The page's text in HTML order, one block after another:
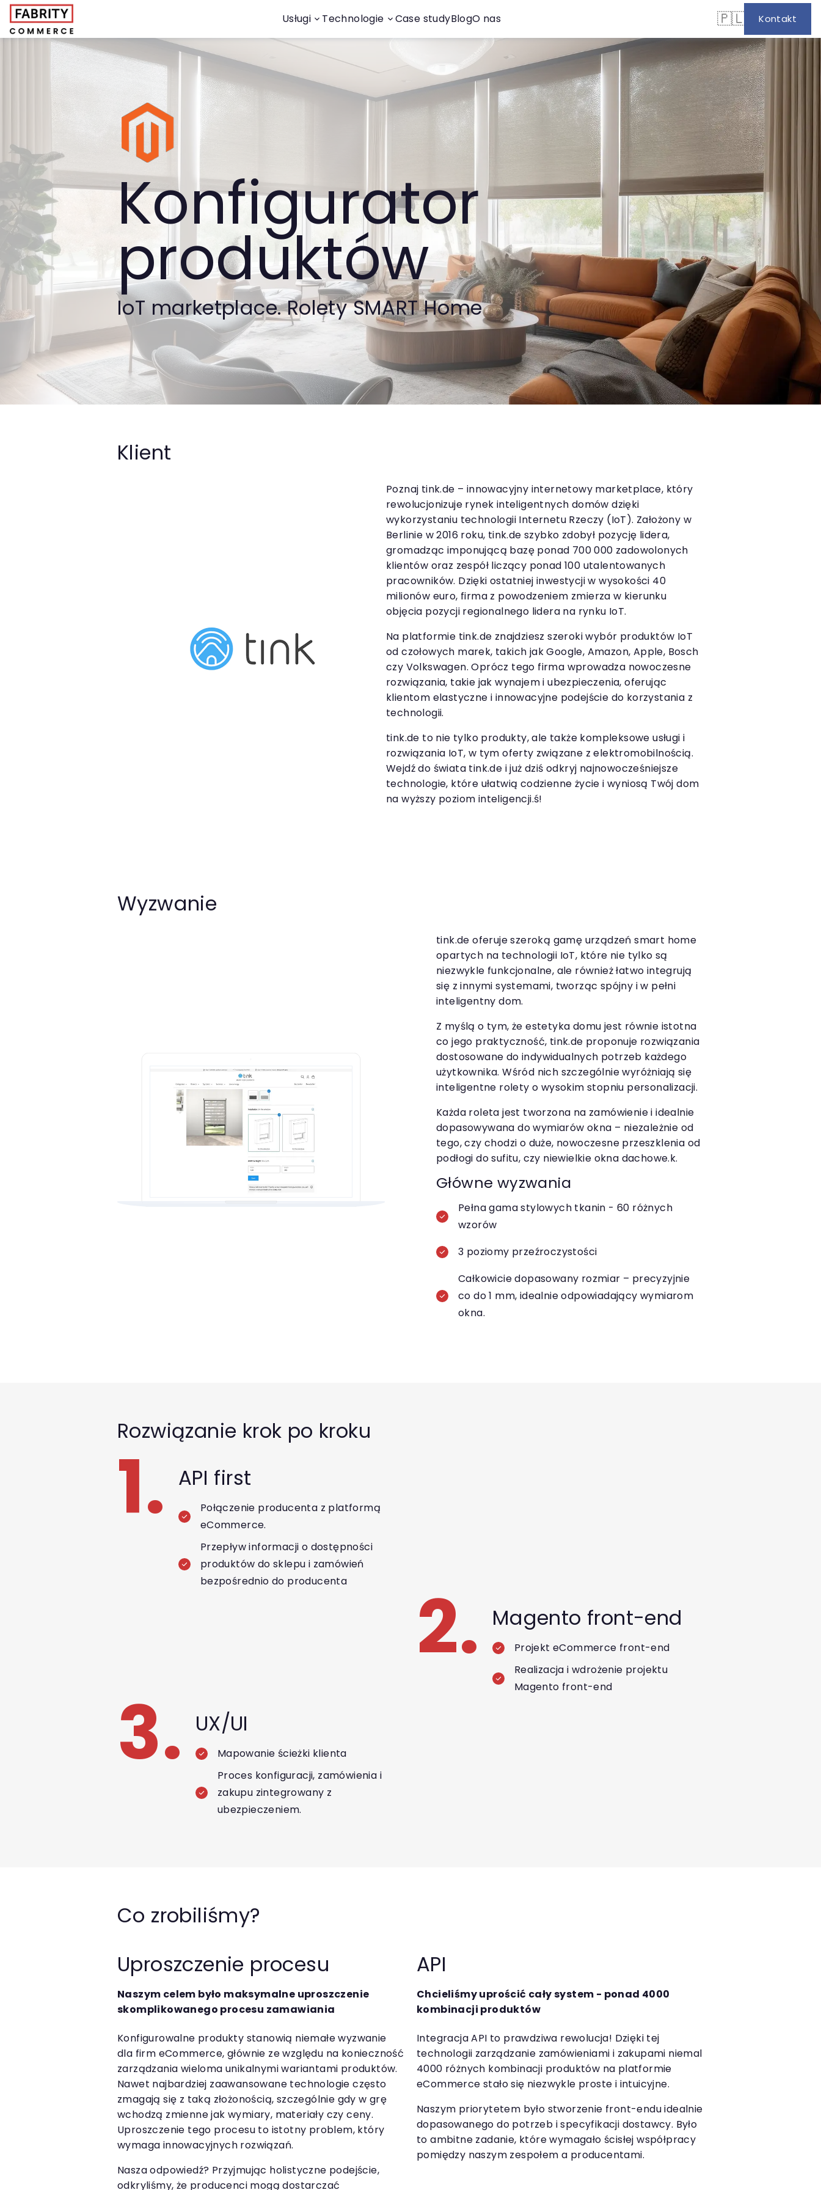
Usługi Technologie Case studyBlogO nas 🇵🇱 Kontakt
Konfigurator
produktów
IoT marketplace. Rolety SMART Home
Klient
Poznaj tink.de – innowacyjny internetowy marketplace, który
rewolucjonizuje rynek inteligentnych domów dzięki
wykorzystaniu technologii Internetu Rzeczy (IoT). Założony w
Berlinie w 2016 roku, tink.de szybko zdobył pozycję lidera,
gromadząc imponującą bazę ponad 700 000 zadowolonych
klientów oraz zespół liczący ponad 100 utalentowanych
pracowników. Dzięki ostatniej inwestycji w wysokości 40
milionów euro, firma z powodzeniem zmierza w kierunku
objęcia pozycji regionalnego lidera na rynku IoT.
Na platformie tink.de znajdziesz szeroki wybór produktów IoT
od czołowych marek, takich jak Google, Amazon, Apple, Bosch
czy Volkswagen. Oprócz tego firma wprowadza nowoczesne
rozwiązania, takie jak wynajem i ubezpieczenia, oferując
klientom elastyczne i innowacyjne podejście do korzystania z
technologii.
tink.de to nie tylko produkty, ale także kompleksowe usługi i
rozwiązania IoT, w tym oferty związane z elektromobilnością.
Wejdź do świata tink.de i już dziś odkryj najnowocześniejsze
technologie, które ułatwią codzienne życie i wyniosą Twój dom
na wyższy poziom inteligencji.ś!
Wyzwanie
tink.de oferuje szeroką gamę urządzeń smart home
opartych na technologii IoT, które nie tylko są
niezwykle funkcjonalne, ale również łatwo integrują
się z innymi systemami, tworząc spójny i w pełni
inteligentny dom.
Z myślą o tym, że estetyka domu jest równie istotna
co jego praktyczność, tink.de proponuje rozwiązania
dostosowane do indywidualnych potrzeb każdego
użytkownika. Wśród nich szczególnie wyróżniają się
inteligentne rolety o wysokim stopniu personalizacji.
Każda roleta jest tworzona na zamówienie i idealnie
dopasowywana do wymiarów okna – niezależnie od
tego, czy chodzi o duże, nowoczesne przeszklenia od
podłogi do sufitu, czy niewielkie okna dachowe.k.
Główne wyzwania
Pełna gama stylowych tkanin - 60 różnych
wzorów
3 poziomy przeźroczystości
Całkowicie dopasowany rozmiar – precyzyjnie
co do 1 mm, idealnie odpowiadający wymiarom
okna.
Rozwiązanie krok po kroku
1. API first
Połączenie producenta z platformą
eCommerce.
Przepływ informacji o dostępności
produktów do sklepu i zamówień
bezpośrednio do producenta
2. Magento front-end
Projekt eCommerce front-end
Realizacja i wdrożenie projektu
Magento front-end
3. UX/UI
Mapowanie ścieżki klienta
Proces konfiguracji, zamówienia i
zakupu zintegrowany z
ubezpieczeniem.
Co zrobiliśmy?
Uproszczenie procesu
Naszym celem było maksymalne uproszczenie
skomplikowanego procesu zamawiania
Konfigurowalne produkty stanowią niemałe wyzwanie
dla firm eCommerce, głównie ze względu na konieczność
zarządzania wieloma unikalnymi wariantami produktów.
Nawet najbardziej zaawansowane technologie często
zmagają się z taką złożonością, szczególnie gdy w grę
wchodzą zmienne jak wymiary, materiały czy ceny.
Uproszczenie tego procesu to istotny problem, który
wymaga innowacyjnych rozwiązań.
Nasza odpowiedź? Przyjmując holistyczne podejście,
odkryliśmy, że producenci mogą dostarczać
API
Chcieliśmy uprościć cały system - ponad 4000
kombinacji produktów
Integracja API to prawdziwa rewolucja! Dzięki tej
technologii zarządzanie zamówieniami i zakupami niemal
4000 różnych kombinacji produktów na platformie
eCommerce stało się niezwykle proste i intuicyjne.
Naszym priorytetem było stworzenie front-endu idealnie
dopasowanego do potrzeb i specyfikacji dostawcy. Było
to ambitne zadanie, które wymagało ścisłej współpracy
pomiędzy naszym zespołem a producentami.